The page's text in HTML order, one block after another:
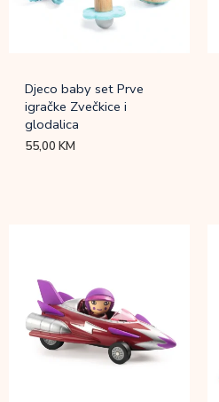
Djeco baby set Prve
igračke Zvečkice i
glodalica
55,00KM